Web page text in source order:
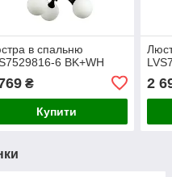
в спальню
6 BK+WH
₴
Купити
2